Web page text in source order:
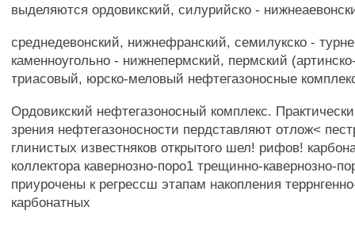
выделяются ордовикский, силурийско -
среднедевонский, нижнефранский, семилукско -
каменноугольно - нижнепермский, пермский
триасовый, юрско-меловый нефтегазоносные
Ордовикский нефтегазоносный комплекс.
зрения нефтегазоносности пердставляют отлож<
глинистых известняков открытого шел! рифов!
коллектора кавернозно-поро1 трещинно-кавернозно-
приурочены к регрессш этапам накопления
карбонатных